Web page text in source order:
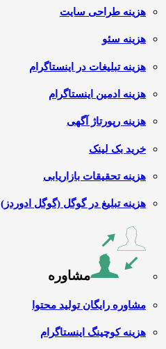
هزینه طراحی سایت
هزینه سئو
هزینه تبلیغات در اینستاگرام
هزینه ادمین اینستاگرام
هزینه رپورتاژ آگهی
خرید بک لینک
هزینه تحقیقات بازاریابی
هزینه تبلیغ در گوگل (گوگل ادوردز)
مشاوره
مشاوره رایگان تولید محتوا
هزینه کوچینگ اینستاگرام